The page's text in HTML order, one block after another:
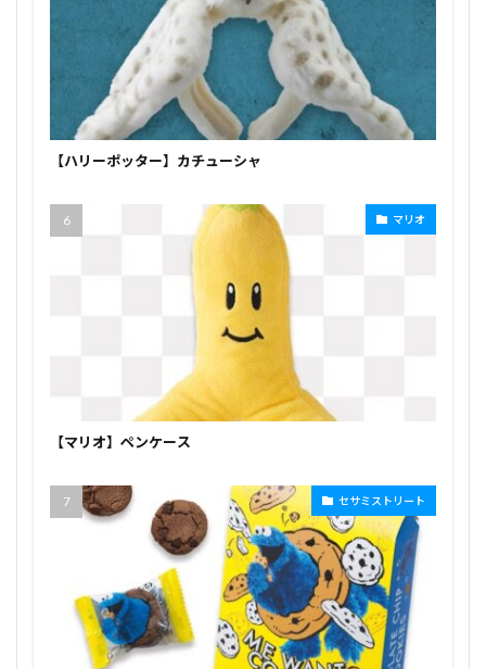
【ハリーポッター】カチューシャ
マリオ
【マリオ】ペンケース
セサミストリート